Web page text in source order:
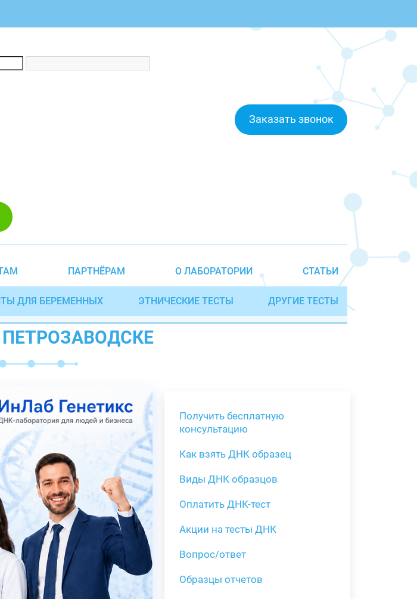
Заказать звонок
ПАРТНЁРАМ О ЛАБОРАТОРИИ СТАТЬИ
ДЛЯ БЕРЕМЕННЫХ ЭТНИЧЕСКИЕ ТЕСТЫ ДРУГИЕ ТЕСТЫ
Получить бесплатную
консультацию
Как взять ДНК образец
Виды ДНК образцов
Оплатить ДНК-тест
Акции на тесты ДНК
Вопрос/ответ
Образцы отчетов